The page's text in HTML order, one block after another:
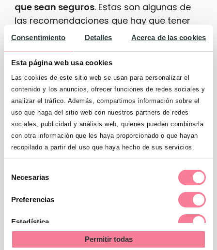
Consentimiento Detalles Acerca de las cookies
Esta página web usa cookies
Las cookies de este sitio web se usan para personalizar el
contenido y los anuncios, ofrecer funciones de redes sociales y
analizar el tráfico. Además, compartimos información sobre el
uso que haga del sitio web con nuestros partners de redes
sociales, publicidad y análisis web, quienes pueden combinarla
con otra información que les haya proporcionado o que hayan
recopilado a partir del uso que haya hecho de sus servicios.
Necesarias
Preferencias
Estadística
Permitir todas
que sean seguros. Estas son algunas de
las recomendaciones que hay que tener
en cuenta:
Asegúrate de que el disfraz
elementos susceptibles de ser
tragados por un niñoque se puedan
soltar: botones, cuentas, abalorios…
Tampoco puede llevar cintas largas,
por el riesgo de que se enreden en el
cuello.
Otro aspecto para tener en cuenta es
que los
con los que está
inflamables.
Comprueba que
el disfraz no tenga
objetos con puntacon los que se